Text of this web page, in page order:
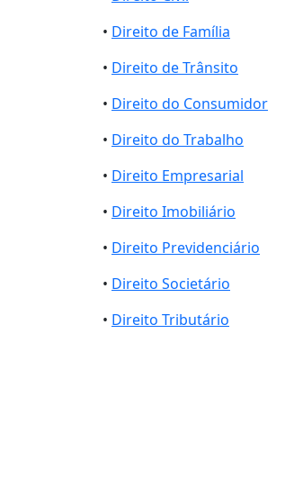
• Direito de Família
• Direito de Trânsito
• Direito do Consumidor
• Direito do Trabalho
• Direito Empresarial
• Direito Imobiliário
• Direito Previdenciário
• Direito Societário
• Direito Tributário